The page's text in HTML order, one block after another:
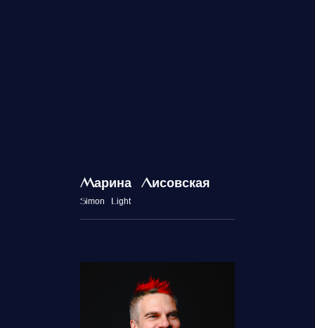
Марина Лисовская
Simon Light